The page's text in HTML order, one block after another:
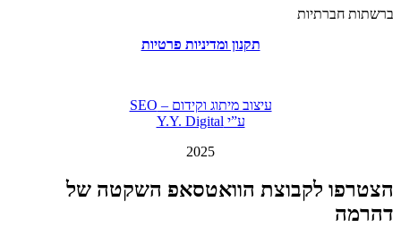
ברשתות חברתיות
תקנון ומדיניות פרטיות
עיצוב מיתוג וקידום – SEO
ע”י Y.Y. Digital
2025
הצטרפו לקבוצת הוואטסאפ השקטה של
דהרמה